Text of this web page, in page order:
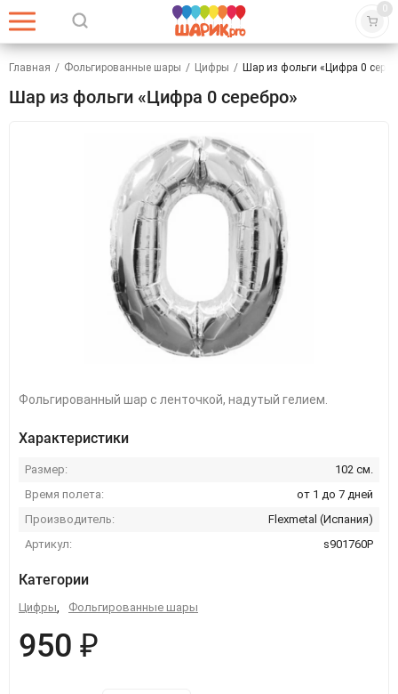
0
Главная / Фольгированные шары / Цифры / Шар из фольги «Цифра 0
Шар из фольги «Цифра 0 серебро»
Фольгированный шар с ленточкой, надутый гелием.
Характеристики
Размер:
102 см.
Время полета:
от 1 до 7 дней
Производитель:
Flexmetal (Испания)
Артикул:
s901760P
Категории
Цифры, Фольгированные шары
950 ₽